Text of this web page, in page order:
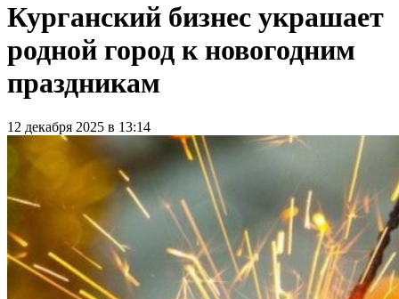
Курганский бизнес украшает
родной город к новогодним
праздникам
12 декабря 2025 в 13:14